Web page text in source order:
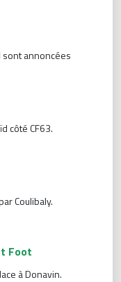
annoncées
côté CF63.
Coulibaly.
Foot
à Donavin.